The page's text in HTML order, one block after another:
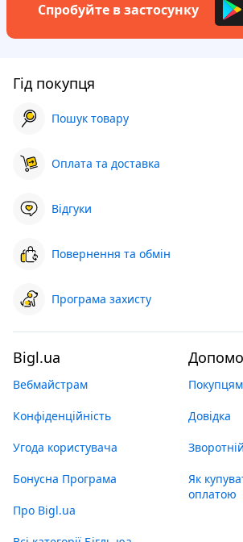
Спробуйте в застосунку
Гід покупця
Пошук товару
Оплата та доставка
Відгуки
Повернення та обмін
Програма захисту
Bigl.ua
Вебмайстрам
Конфіденційність
Угода користувача
Бонусна Програма
Про Bigl.ua
Покупцям
Довідка
Як
оплатою